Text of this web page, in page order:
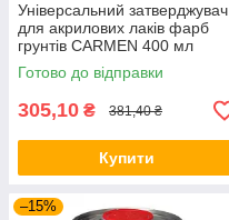
Універсальний затверджувач
для акрилових лаків фарб
грунтів CARMEN 400 мл
Готово до відправки
305,10 ₴ 381,40 ₴
Купити
–15%